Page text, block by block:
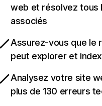
web et résolvez tous
associés
Assurez-vous que le
peut explorer et
Analysez votre site
plus de 130 erreurs